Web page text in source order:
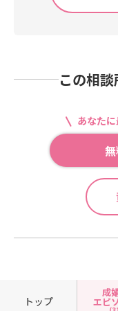
この相談
あなた
トップ
成
エピ